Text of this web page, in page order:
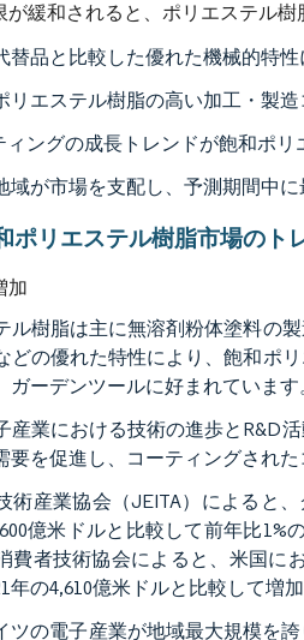
が緩和されると、ポリエステル
替品と比較した優れた機械的特
リエステル樹脂の高い加工・製
ィングの成長トレンドが飽和ポ
域が市場を支配し、予測期間中に
ポリエステル樹脂市場のト
加
ル樹脂は主に無溶剤粉体塗料の
どの優れた特性により、飽和ポ
ガーデンツールに好まれています
産業における技術の進歩とR&D
要を促進し、コーティングされ
術産業協会（JEITA）によると
億米ドルと比較して前年比
費者技術協会によると、米国に
年の4,610億米ドルと比較して増加
ツの電子産業が地域最大規模を